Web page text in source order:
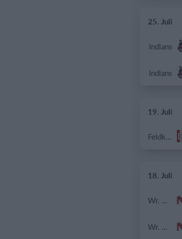
25. Juli
Indians
Indians
19. Juli
Feldkirch Cardinals U18
18. Juli
Wr. Neustadt Diving Ducks
Wr. Neustadt Diving Ducks